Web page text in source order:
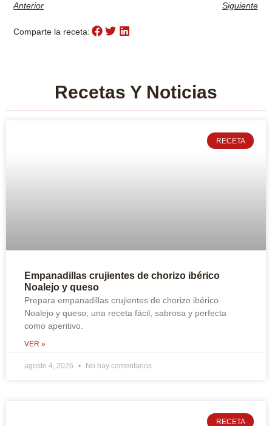
Anterior
Siguiente
Comparte la receta:
Recetas Y Noticias
RECETA
Empanadillas crujientes de chorizo ibérico
Noalejo y queso
Prepara empanadillas crujientes de chorizo ibérico
Noalejo y queso, una receta fácil, sabrosa y perfecta
como aperitivo.
VER »
agosto 4, 2026 No hay comentarios
RECETA